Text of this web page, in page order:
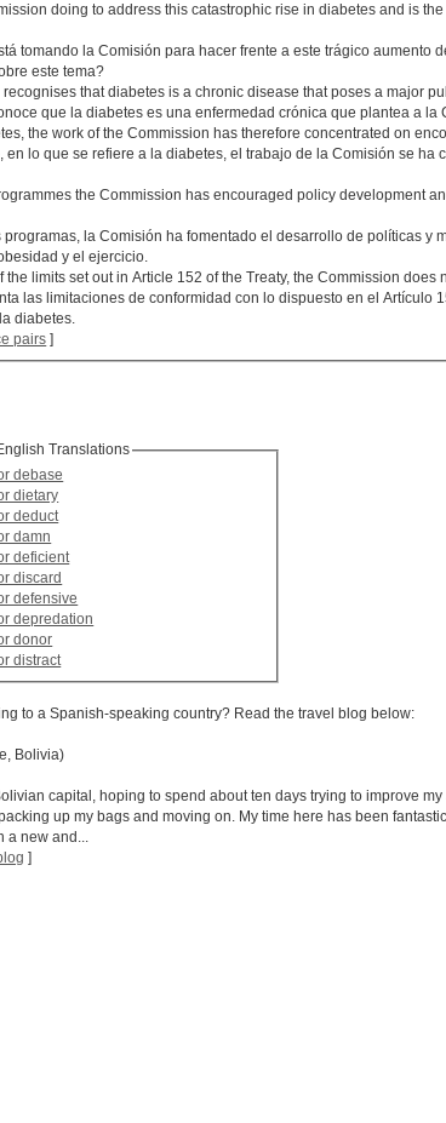
doing to address this catastrophic rise in diabetes and is
tomando la Comisión para hacer frente a este trágico
este tema?
that diabetes is a chronic disease that poses a major
que la diabetes es una enfermedad crónica que plantea a
the work of the Commission has therefore concentrated on
en lo que se refiere a la diabetes, el trabajo de la Comisión se
the Commission has encouraged policy development
programas, la Comisión ha fomentado el desarrollo de políticas
y el ejercicio.
the limits set out in Article 152 of the Treaty, the Commission
las limitaciones de conformidad con lo dispuesto en el
diabetes.
pairs ]
Translations
debase
dietary
deduct
damn
deficient
discard
defensive
depredation
donor
distract
to a Spanish-speaking country? Read the travel blog below:
Bolivia)
capital, hoping to spend about ten days trying to improve
up my bags and moving on. My time here has been
a new and...
]